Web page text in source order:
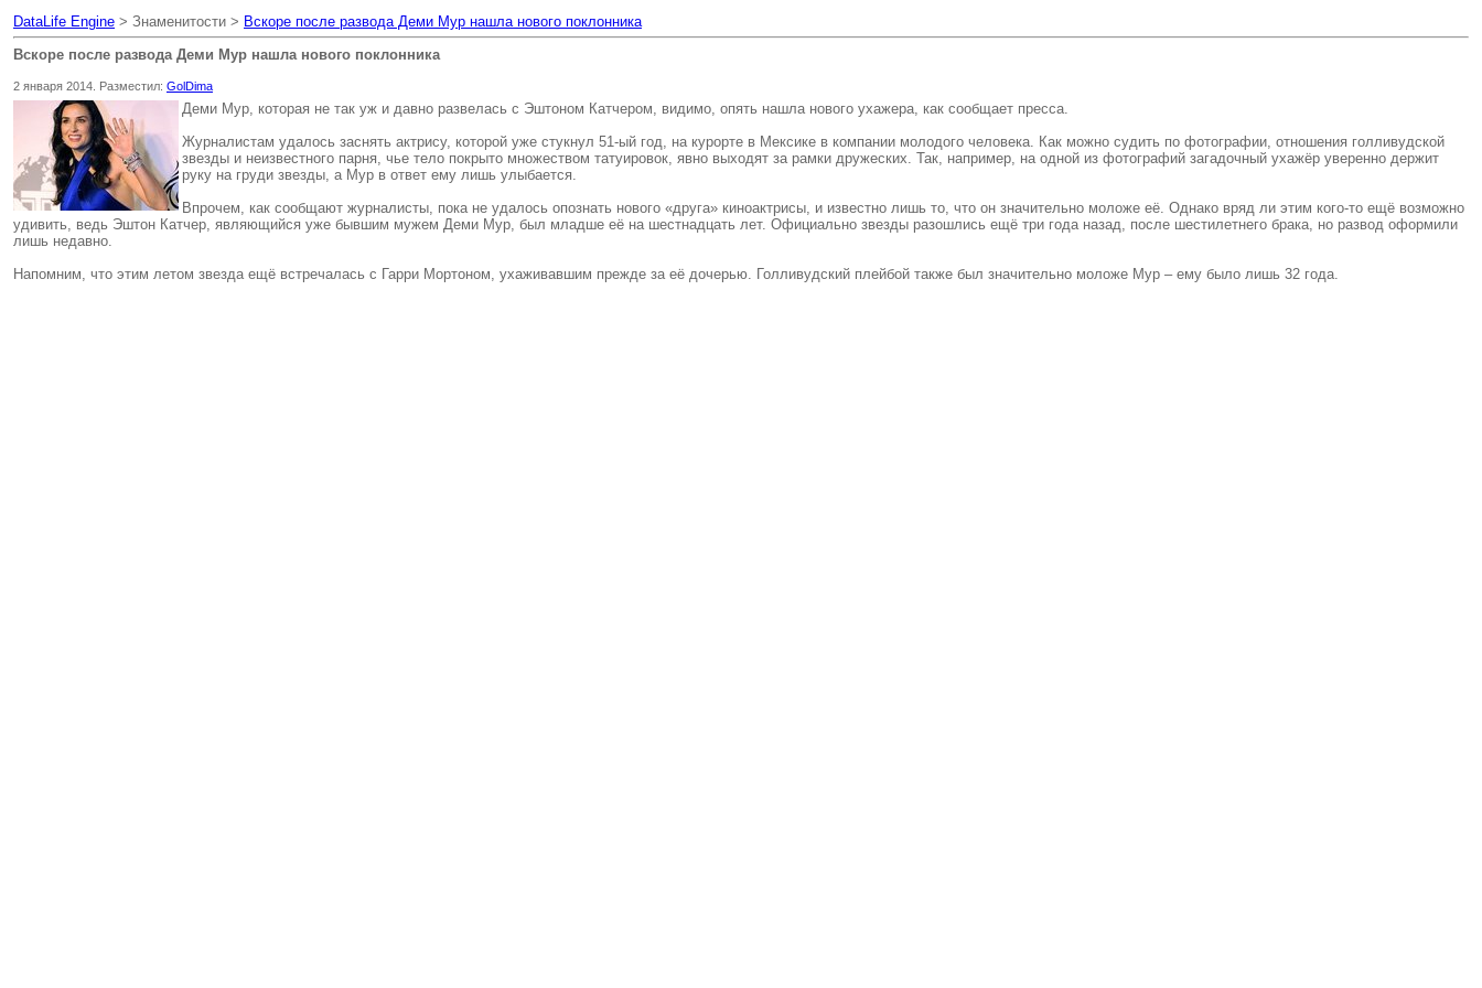
DataLife Engine > Знаменитости > Вскоре после развода Деми Мур нашла нового поклонника
Вскоре после развода Деми Мур нашла нового поклонника
2 января 2014. Разместил: GolDima
Деми Мур, которая не так уж и давно развелась с Эштоном Катчером, видимо, опять нашла нового ухажера, как сообщает пресса.
Журналистам удалось заснять актрису, которой уже стукнул 51-ый год, на курорте в Мексике в компании молодого человека. Как можно судить по фотографии, отношения голливудской
звезды и неизвестного парня, чье тело покрыто множеством татуировок, явно выходят за рамки дружеских. Так, например, на одной из фотографий загадочный ухажёр уверенно держит
руку на груди звезды, а Мур в ответ ему лишь улыбается.
Впрочем, как сообщают журналисты, пока не удалось опознать нового «друга» киноактрисы, и известно лишь то, что он значительно моложе её. Однако вряд ли этим кого-то ещё возможно
удивить, ведь Эштон Катчер, являющийся уже бывшим мужем Деми Мур, был младше её на шестнадцать лет. Официально звезды разошлись ещё три года назад, после шестилетнего брака, но развод оформили
лишь недавно.
Напомним, что этим летом звезда ещё встречалась с Гарри Мортоном, ухаживавшим прежде за её дочерью. Голливудский плейбой также был значительно моложе Мур – ему было лишь 32 года.